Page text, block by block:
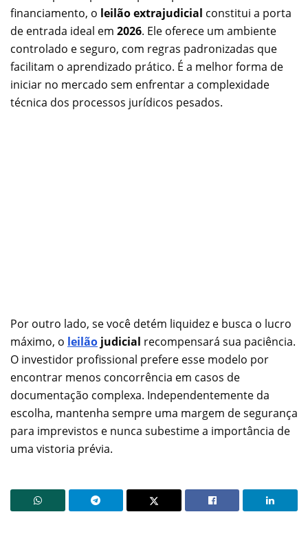
financiamento, o leilão extrajudicial constitui a porta
de entrada ideal em 2026. Ele oferece um ambiente
controlado e seguro, com regras padronizadas que
facilitam o aprendizado prático. É a melhor forma de
iniciar no mercado sem enfrentar a complexidade
técnica dos processos jurídicos pesados.
Por outro lado, se você detém liquidez e busca o lucro
máximo, o leilão judicial recompensará sua paciência.
O investidor profissional prefere esse modelo por
encontrar menos concorrência em casos de
documentação complexa. Independentemente da
escolha, mantenha sempre uma margem de segurança
para imprevistos e nunca subestime a importância de
uma vistoria prévia.